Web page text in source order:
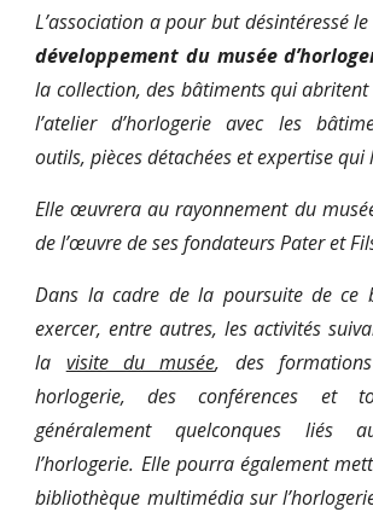
L’association a pour but désintéressé le
développement du musée
la collection, des bâtiments qui
l’atelier d’horlogerie avec les
outils, pièces détachées et expertise qui
Elle œuvrera au rayonnement du
de l’œuvre de ses fondateurs Pater et
Dans la cadre de la poursuite de ce
exercer, entre autres, les activités
la visite du musée, des
horlogerie, des conférences et
généralement quelconques liés
l’horlogerie. Elle pourra également
bibliothèque multimédia sur